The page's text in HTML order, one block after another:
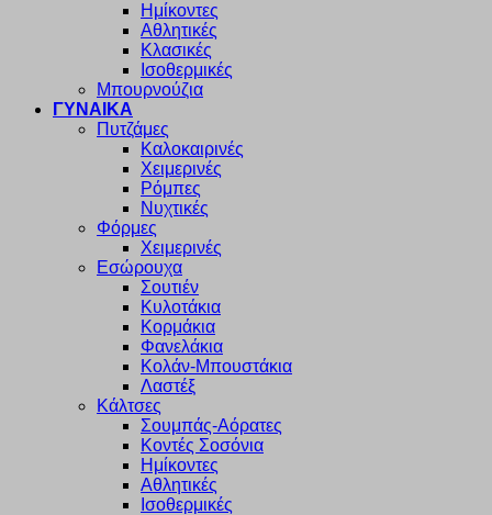
Ημίκοντες
Αθλητικές
Κλασικές
Ισοθερμικές
Μπουρνούζια
ΓΥΝΑΙΚΑ
Πυτζάμες
Καλοκαιρινές
Χειμερινές
Ρόμπες
Νυχτικές
Φόρμες
Χειμερινές
Εσώρουχα
Σουτιέν
Κυλοτάκια
Κορμάκια
Φανελάκια
Κολάν-Μπουστάκια
Λαστέξ
Κάλτσες
Σουμπάς-Αόρατες
Κοντές Σοσόνια
Ημίκοντες
Αθλητικές
Ισοθερμικές